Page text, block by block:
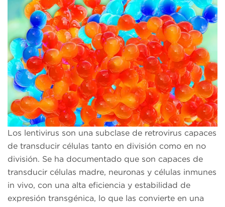
Los lentivirus son una subclase de retrovirus capaces
de transducir células tanto en división como en no
división. Se ha documentado que son capaces de
transducir células madre, neuronas y células inmunes
in vivo, con una alta eficiencia y estabilidad de
expresión transgénica, lo que las convierte en una